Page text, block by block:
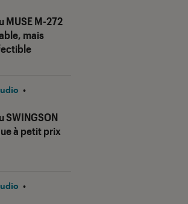
MUSE M-272
mais
SWINGSON
à petit prix
•
•